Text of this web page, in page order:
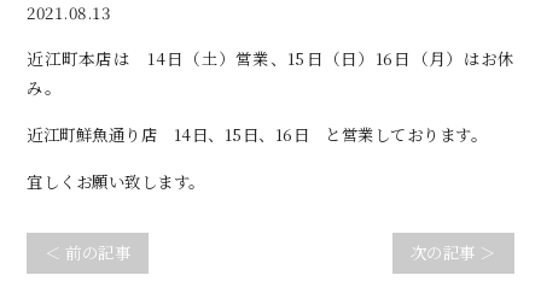
2021.08.13
近江町本店は 14日（土）営業、15日（日）16日（月）はお休
み。
近江町鮮魚通り店 14日、15日、16日 と営業しております。
宜しくお願い致します。
＜ 前の記事 次の記事 ＞